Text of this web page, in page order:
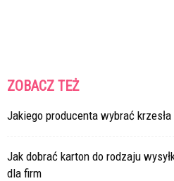
ZOBACZ TEŻ
Jakiego producenta wybrać
Jak dobrać karton do rodzaju
dla firm